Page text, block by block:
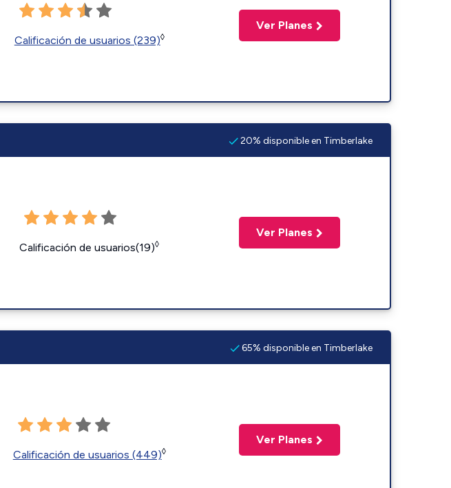
Calificación de usuarios (239)◊
Ver Planes
20% disponible en Timberlake
Calificación de usuarios(19)◊
Ver Planes
65% disponible en Timberlake
Calificación de usuarios (449)◊
Ver Planes